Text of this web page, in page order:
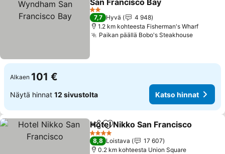
San Francisco Bay
2 Tähtiluokitus
7,7 Hyvä
4 948
1.2 km kohteesta Fisherman's Wharf
Paikan päällä Bobo's Steakhouse
Alkaen 101 €
Näytä hinnat 12 sivustolta Katso hinnat
Jaa Lisää suosikkeihin
Hotel Nikko San Francisco
4 Tähtiluokitus
8,8 Loistava
17 607
0.2 km kohteesta Union Square